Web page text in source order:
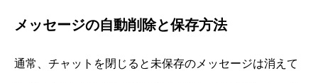
メッセージの自動削除と保存方法
通常、チャットを閉じると未保存のメッセージは消えて